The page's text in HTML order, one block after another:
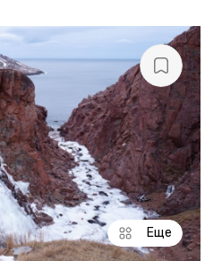
Еще